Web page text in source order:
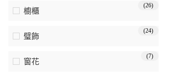
櫥櫃
(26)
璧飾
(24)
窗花
(7)